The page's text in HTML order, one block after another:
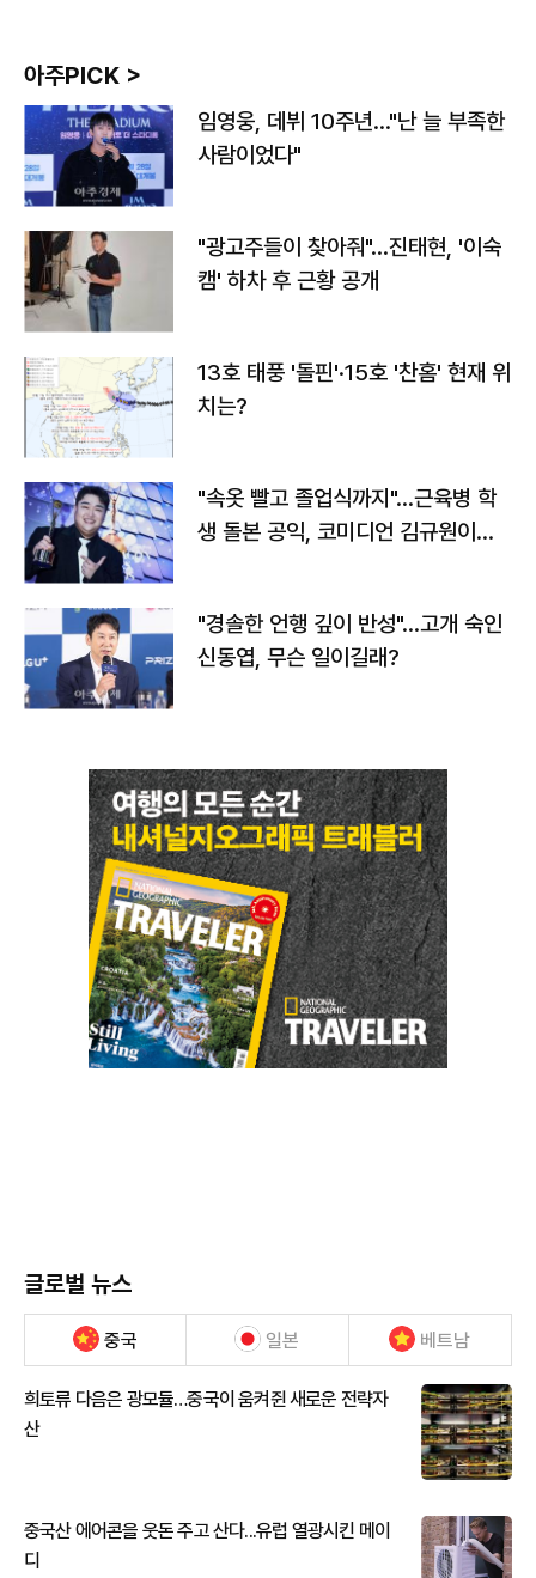
아주PICK >
임영웅, 데뷔 10주년…"난 늘 부족한
사람이었다"
"광고주들이 찾아줘"…진태현, '이숙
캠' 하차 후 근황 공개
13호 태풍 '돌핀'·15호 '찬홈' 현재 위
치는?
"속옷 빨고 졸업식까지"…근육병 학
생 돌본 공익, 코미디언 김규원이었
"경솔한 언행 깊이 반성"…고개 숙인
신동엽, 무슨 일이길래?
글로벌 뉴스
중국 일본 베트남
희토류 다음은 광모듈…중국이 움켜쥔 새로운 전략자
산
중국산 에어콘을 웃돈 주고 산다...유럽 열광시킨 메이
디